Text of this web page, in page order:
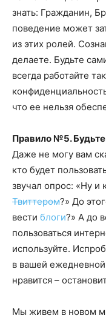
знать: Гражданин,
поведение может
из этих ролей.
делаете. Будьте
всегда работайте
что ее нельзя
Правило №5.
Даже не могу вам
кто будет
звучал опрос: «Ну и
Твиттером?» До
вести блоги?» А до
пользоваться
используйте.
в вашей
нравится –
Мы живем в новом